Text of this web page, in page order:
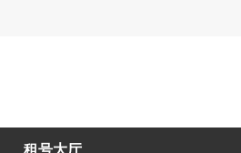
租号大厅